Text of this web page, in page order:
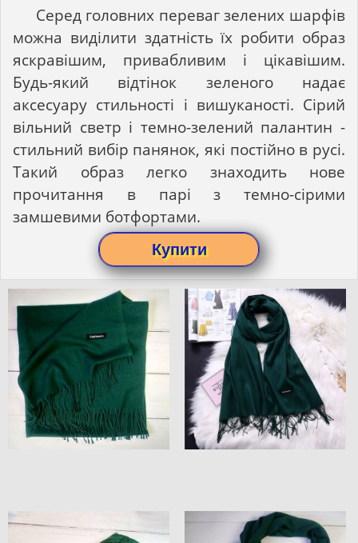
Серед головних переваг зелених шарфів
можна виділити здатність їх робити образ
яскравішим, привабливим і цікавішим.
Будь-який відтінок зеленого надає
аксесуару стильності і вишуканості. Сірий
вільний светр і темно-зелений палантин -
стильний вибір панянок, які постійно в русі.
Такий образ легко знаходить нове
прочитання в парі з темно-сірими
замшевими ботфортами.